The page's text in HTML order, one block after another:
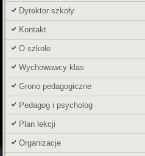
Dyrektor szkoły
Kontakt
O szkole
Wychowawcy klas
Grono pedagogiczne
Pedagog i psycholog
Plan lekcji
Organizacje